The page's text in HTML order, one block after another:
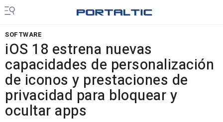
SOFTWARE
iOS 18 estrena nuevas
capacidades de personalización
de iconos y prestaciones de
privacidad para bloquear y
ocultar apps